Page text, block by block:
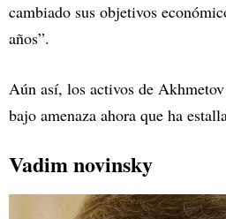
cambiado sus objetivos
años”.
Aún así, los activos de
bajo amenaza ahora que ha
Vadim novinsky